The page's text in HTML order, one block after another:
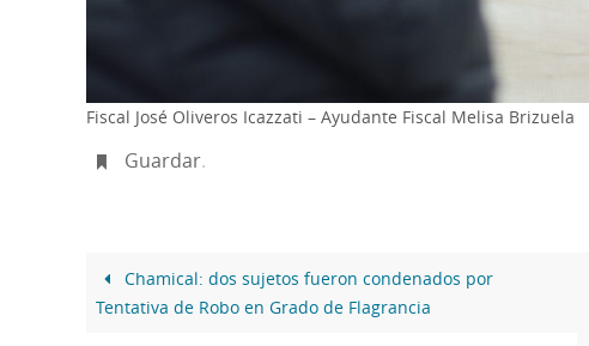
Fiscal José Oliveros Icazzati – Ayudante Fiscal Melisa Brizuela
Guardar.
Chamical: dos sujetos fueron condenados por
Tentativa de Robo en Grado de Flagrancia